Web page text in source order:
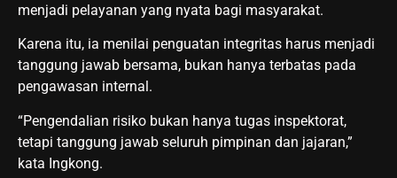
menjadi pelayanan yang nyata bagi masyarakat.
Karena itu, ia menilai penguatan integritas harus menjadi
tanggung jawab bersama, bukan hanya terbatas pada
pengawasan internal.
“Pengendalian risiko bukan hanya tugas inspektorat,
tetapi tanggung jawab seluruh pimpinan dan jajaran,”
kata Ingkong.